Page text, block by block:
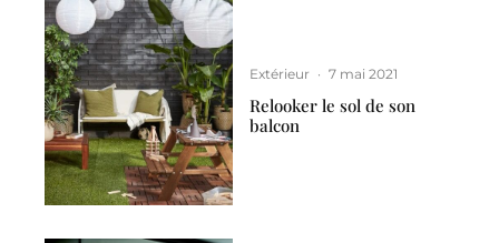
Extérieur · 7 mai 2021
Relooker le sol de son
balcon